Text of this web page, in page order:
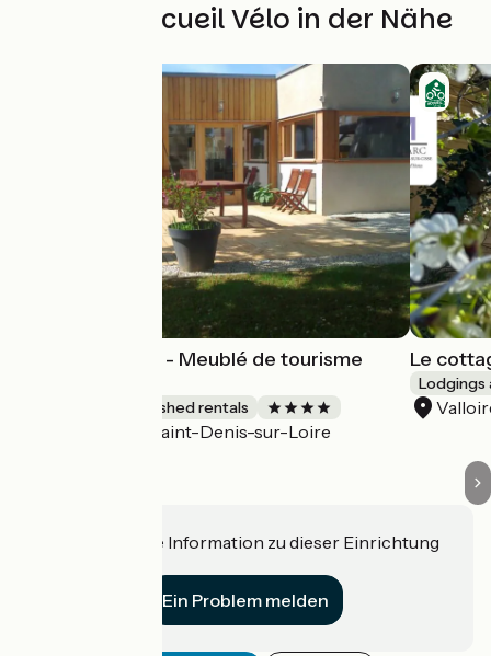
Weitere Accueil Vélo in der Nähe
Gîte Harmonies - Meublé de tourisme
Lodgings and furnished rentals
Saint-Denis-sur-Loire
Le
Lodgings
Haben Sie eine Information zu dieser Einrichtung
Ein Problem melden